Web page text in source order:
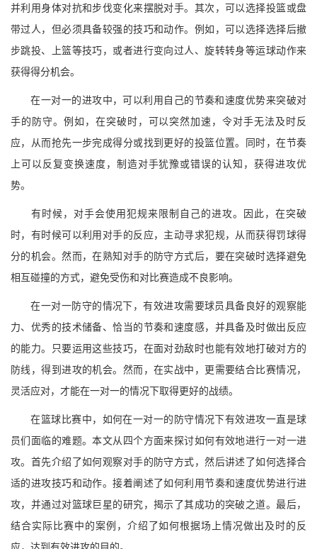
并利用身体对抗和步伐变化来摆脱对手。其次，可以选择投篮或盘
带过人，但必须具备较强的技巧和动作。例如，可以选择选择后撤
步跳投、上篮等技巧，或者进行变向过人、旋转转身等运球动作来
获得得分机会。
在一对一的进攻中，可以利用自己的节奏和速度优势来突破对
手的防守。例如，在突破时，可以突然加速，令对手无法及时反
应，从而抢先一步完成得分或找到更好的投篮位置。同时，在节奏
上可以反复变换速度，制造对手犹豫或错误的认知，获得进攻优
势。
有时候，对手会使用犯规来限制自己的进攻。因此，在突破
时，有时候可以利用对手的反应，主动寻求犯规，从而获得罚球得
分的机会。然而，在熟知对手的防守方式后，要在突破时选择避免
相互碰撞的方式，避免受伤和对比赛造成不良影响。
在一对一防守的情况下，有效进攻需要球员具备良好的观察能
力、优秀的技术储备、恰当的节奏和速度感，并具备及时做出反应
的能力。只要运用这些技巧，在面对劲敌时也能有效地打破对方的
防线，得到进攻的机会。然而，在实战中，更需要结合比赛情况，
灵活应对，才能在一对一的情况下取得更好的战绩。
在篮球比赛中，如何在一对一的防守情况下有效进攻一直是球
员们面临的难题。本文从四个方面来探讨如何有效地进行一对一进
攻。首先介绍了如何观察对手的防守方式，然后讲述了如何选择合
适的进攻技巧和动作。接着阐述了如何利用节奏和速度优势进行进
攻，并通过对篮球巨星的研究，揭示了其成功的突破之道。最后，
结合实际比赛中的案例，介绍了如何根据场上情况做出及时的反
应，达到有效进攻的目的。